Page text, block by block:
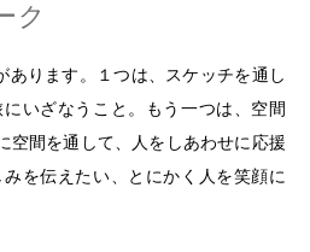
ク
あります。１つは、スケッチを通し
いざなうこと。もう一つは、空間
空間を通して、人をしあわせに応援
を伝えたい、とにかく人を笑顔に